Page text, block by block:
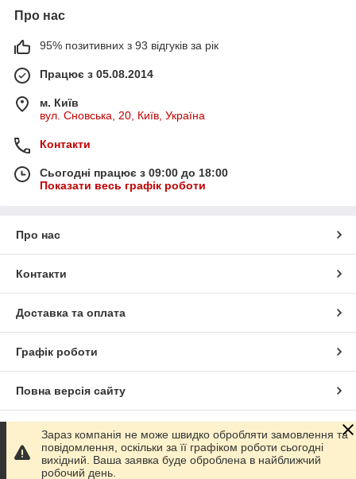
Про нас
95% позитивних з 93 відгуків за рік
Працює з 05.08.2014
м. Київ
вул. Сновська, 20, Київ, Україна
Контакти
Сьогодні працює з 09:00 до 18:00
Показати весь графік роботи
Про нас
Контакти
Доставка та оплата
Графік роботи
Повна версія сайту
Сайт створено на маркетплейсі Prom.ua
Політика конфіденційності
Зараз компанія не може швидко обробляти замовлення та
повідомлення, оскільки за її графіком роботи сьогодні
вихідний. Ваша заявка буде оброблена в найближчий
робочий день.